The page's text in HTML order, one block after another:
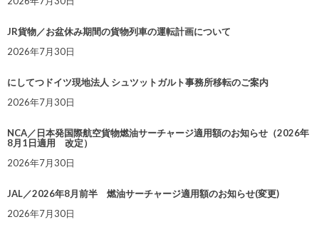
JR貨物／お盆休み期間の貨物列車の運転計画について
2026年7月30日
にしてつドイツ現地法人 シュツットガルト事務所移転のご案内
2026年7月30日
NCA／日本発国際航空貨物燃油サーチャージ適用額のお知らせ（2026年
8月1日適用 改定）
2026年7月30日
JAL／2026年8月前半 燃油サーチャージ適用額のお知らせ(変更)
2026年7月30日